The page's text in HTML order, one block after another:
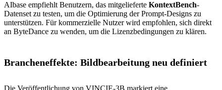
AIbase empfiehlt Benutzern, das mitgelieferte KontextBench-
Datenset zu testen, um die Optimierung der Prompt-Designs zu
unterstützen. Für kommerzielle Nutzer wird empfohlen, sich direkt
an ByteDance zu wenden, um die Lizenzbedingungen zu klären.
Brancheneffekte: Bildbearbeitung neu definiert